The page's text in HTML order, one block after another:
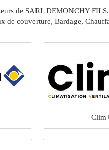
de SARL DEMONCHY FILS.
de couverture, Bardage,